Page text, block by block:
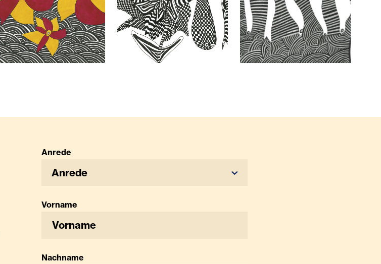
Anrede
Anrede
Vorname
Nachname